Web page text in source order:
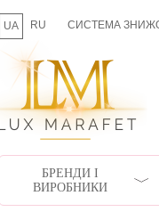
UA RU СИСТЕМА
БРЕНДИ І
ВИРОБНИКИ